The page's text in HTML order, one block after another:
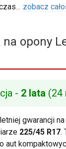
... zobacz
na opony
- 2 lata (24
gwarancji
225/45 R17.
aut